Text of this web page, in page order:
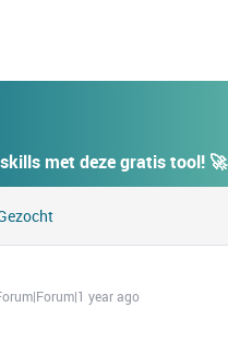
met deze gratis tool! 🚀
year ago